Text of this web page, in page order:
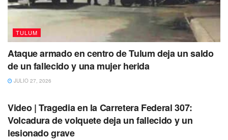
levantamiento de los cuerpos para ser trasladados a las
instalaciones del Servicio Medico Forense (SEMEFO).
Te puede interesar Leer también
TULUM
Ataque armado en centro de Tulum deja un saldo
de un fallecido y una mujer herida
JULIO 27, 2026
Video | Tragedia en la Carretera Federal 307:
Volcadura de volquete deja un fallecido y un
lesionado grave